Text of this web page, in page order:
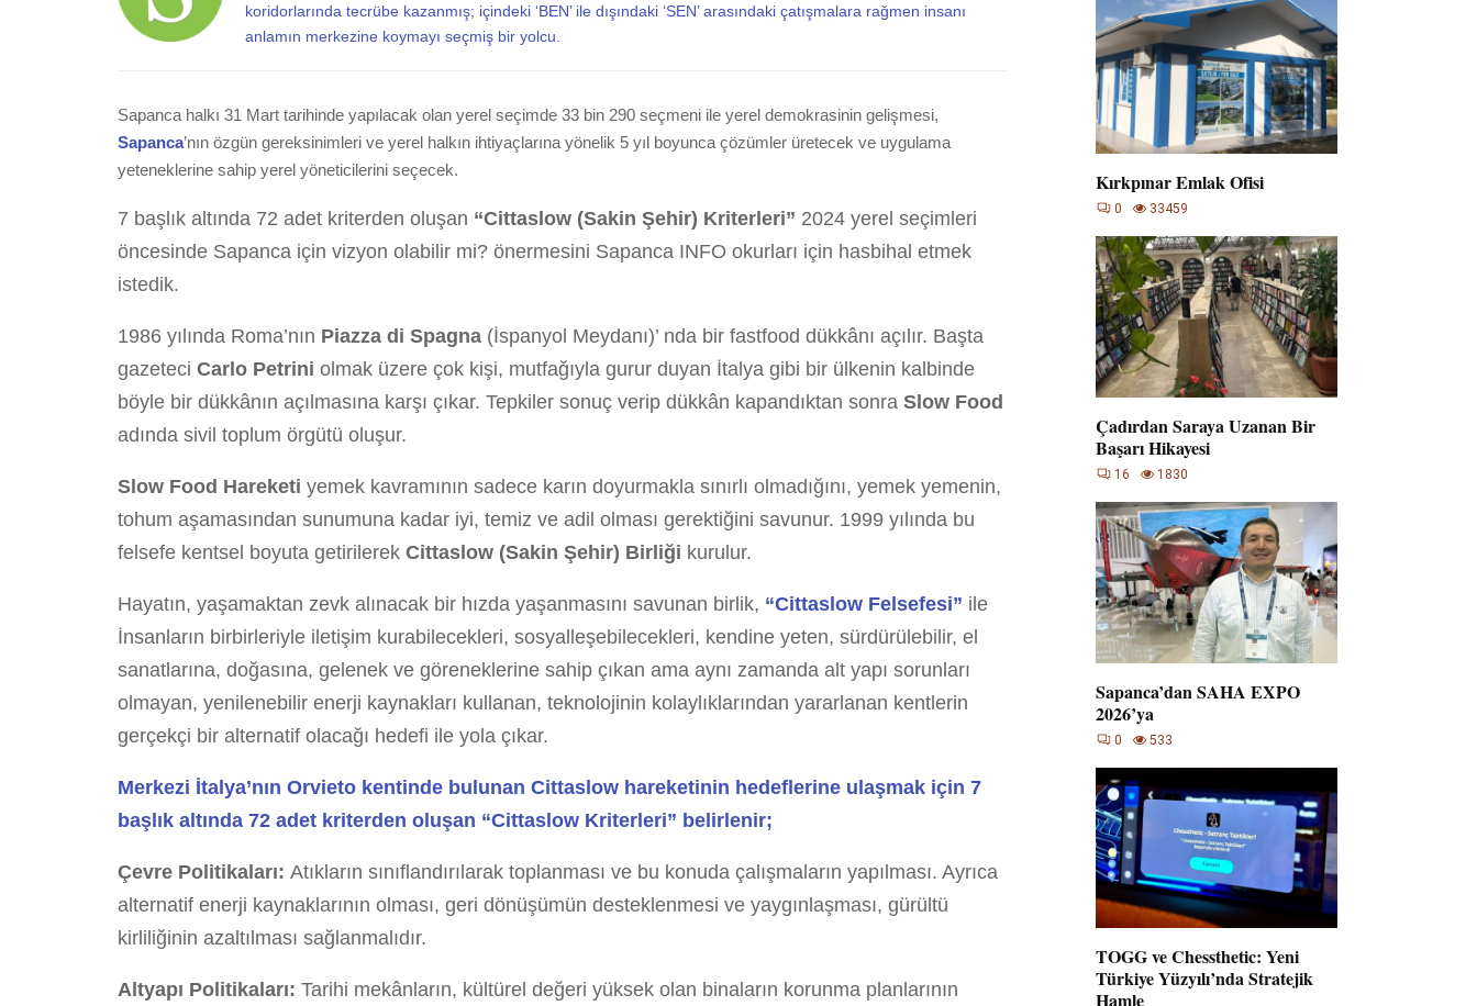
koridorlarında tecrübe kazanmış; içindeki ‘BEN’ ile dışındaki ‘SEN’ arasındaki çatışmalara rağmen insanı
anlamın merkezine koymayı seçmiş bir yolcu.
Sapanca halkı 31 Mart tarihinde yapılacak olan yerel seçimde 33 bin 290 seçmeni ile yerel demokrasinin gelişmesi,
Sapanca’nın özgün gereksinimleri ve yerel halkın ihtiyaçlarına yönelik 5 yıl boyunca çözümler üretecek ve uygulama
yeteneklerine sahip yerel yöneticilerini seçecek.
7 başlık altında 72 adet kriterden oluşan “Cittaslow (Sakin Şehir) Kriterleri” 2024 yerel seçimleri
öncesinde Sapanca için vizyon olabilir mi? önermesini Sapanca INFO okurları için hasbihal etmek
istedik.
1986 yılında Roma’nın Piazza di Spagna (İspanyol Meydanı)’ nda bir fastfood dükkânı açılır. Başta
gazeteci Carlo Petrini olmak üzere çok kişi, mutfağıyla gurur duyan İtalya gibi bir ülkenin kalbinde
böyle bir dükkânın açılmasına karşı çıkar. Tepkiler sonuç verip dükkân kapandıktan sonra Slow Food
adında sivil toplum örgütü oluşur.
Slow Food Hareketi yemek kavramının sadece karın doyurmakla sınırlı olmadığını, yemek yemenin,
tohum aşamasından sunumuna kadar iyi, temiz ve adil olması gerektiğini savunur. 1999 yılında bu
felsefe kentsel boyuta getirilerek Cittaslow (Sakin Şehir) Birliği kurulur.
Hayatın, yaşamaktan zevk alınacak bir hızda yaşanmasını savunan birlik, “Cittaslow Felsefesi” ile
İnsanların birbirleriyle iletişim kurabilecekleri, sosyalleşebilecekleri, kendine yeten, sürdürülebilir, el
sanatlarına, doğasına, gelenek ve göreneklerine sahip çıkan ama aynı zamanda alt yapı sorunları
olmayan, yenilenebilir enerji kaynakları kullanan, teknolojinin kolaylıklarından yararlanan kentlerin
gerçekçi bir alternatif olacağı hedefi ile yola çıkar.
Merkezi İtalya’nın Orvieto kentinde bulunan Cittaslow hareketinin hedeflerine ulaşmak için 7
başlık altında 72 adet kriterden oluşan “Cittaslow Kriterleri” belirlenir;
Çevre Politikaları: Atıkların sınıflandırılarak toplanması ve bu konuda çalışmaların yapılması. Ayrıca
alternatif enerji kaynaklarının olması, geri dönüşümün desteklenmesi ve yaygınlaşması, gürültü
kirliliğinin azaltılması sağlanmalıdır.
Altyapı Politikaları: Tarihi mekânların, kültürel değeri yüksek olan binaların korunma planlarının
Kırkpınar Emlak Ofisi
0 33459
Çadırdan Saraya Uzanan Bir
Başarı Hikayesi
16 1830
Sapanca’dan SAHA EXPO
2026’ya
0 533
TOGG ve Chessthetic: Yeni
Türkiye Yüzyılı’nda Stratejik
Hamle